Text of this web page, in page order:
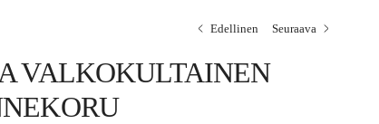
Edellinen Seuraava
VALKOKULTAINEN